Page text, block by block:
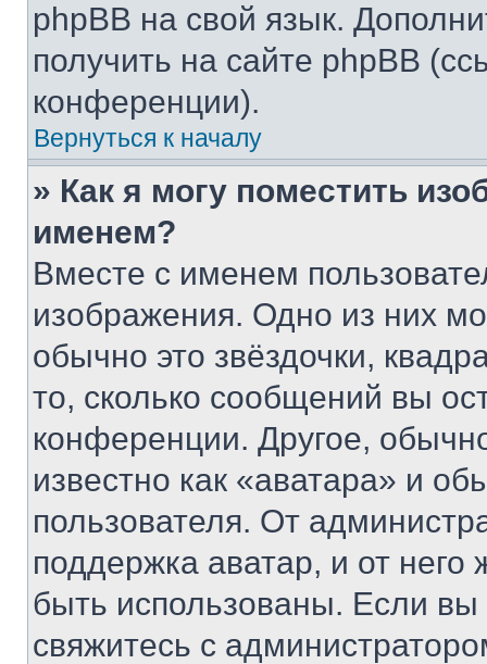
phpBB на свой язык.
получить на сайте phpBB
конференции).
Вернуться к началу
» Как я могу поместить
именем?
Вместе с именем
изображения. Одно из них
обычно это звёздочки,
то, сколько сообщений вы
конференции. Другое,
известно как «аватара» и
пользователя. От
поддержка аватар, и от него
быть использованы. Если
свяжитесь с